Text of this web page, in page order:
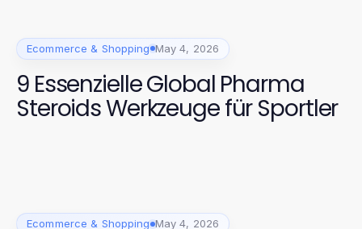
Ecommerce & Shopping May 4, 2026
9 Essenzielle Global Pharma
Steroids Werkzeuge für Sportler
Ecommerce & Shopping May 4, 2026